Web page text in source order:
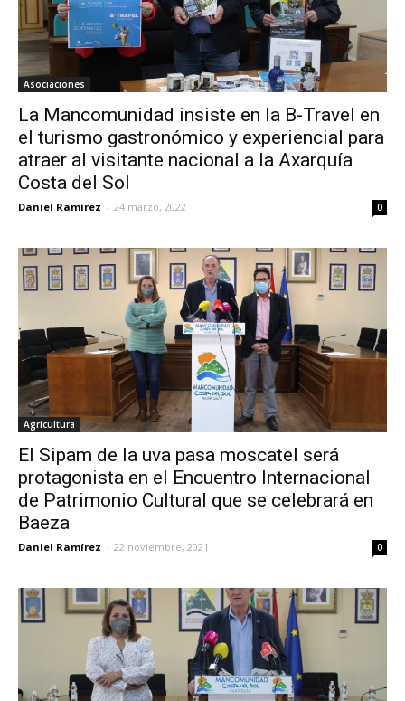
Asociaciones
La Mancomunidad insiste en la B-Travel en
el turismo gastronómico y experiencial para
atraer al visitante nacional a la Axarquía
Costa del Sol
Daniel Ramírez - 24 marzo, 2022 0
Agricultura
El Sipam de la uva pasa moscatel será
protagonista en el Encuentro Internacional
de Patrimonio Cultural que se celebrará en
Baeza
Daniel Ramírez - 22 noviembre, 2021 0